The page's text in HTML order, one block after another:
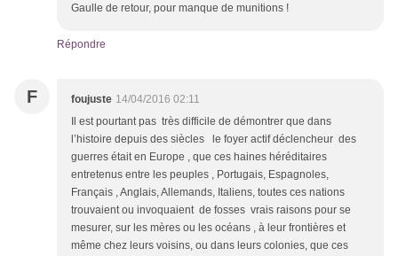
Gaulle de retour, pour manque de munitions !
Répondre
F foujuste 14/04/2016 02:11
Il est pourtant pas très difficile de démontrer que dans
l’histoire depuis des siècles le foyer actif déclencheur des
guerres était en Europe , que ces haines héréditaires
entretenus entre les peuples , Portugais, Espagnoles,
Français , Anglais, Allemands, Italiens, toutes ces nations
trouvaient ou invoquaient de fosses vrais raisons pour se
mesurer, sur les mères ou les océans , à leur frontières et
même chez leurs voisins, ou dans leurs colonies, que ces